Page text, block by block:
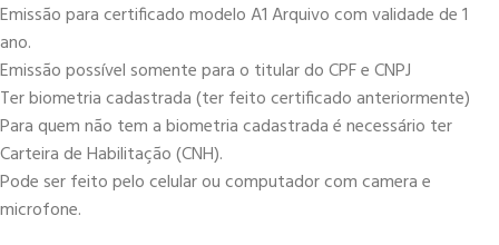
Emissão para certificado modelo A1 Arquivo com validade de 1
ano.
Emissão possível somente para o titular do CPF e CNPJ
Ter biometria cadastrada (ter feito certificado anteriormente)
Para quem não tem a biometria cadastrada é necessário ter
Carteira de Habilitação (CNH).
Pode ser feito pelo celular ou computador com camera e
microfone.